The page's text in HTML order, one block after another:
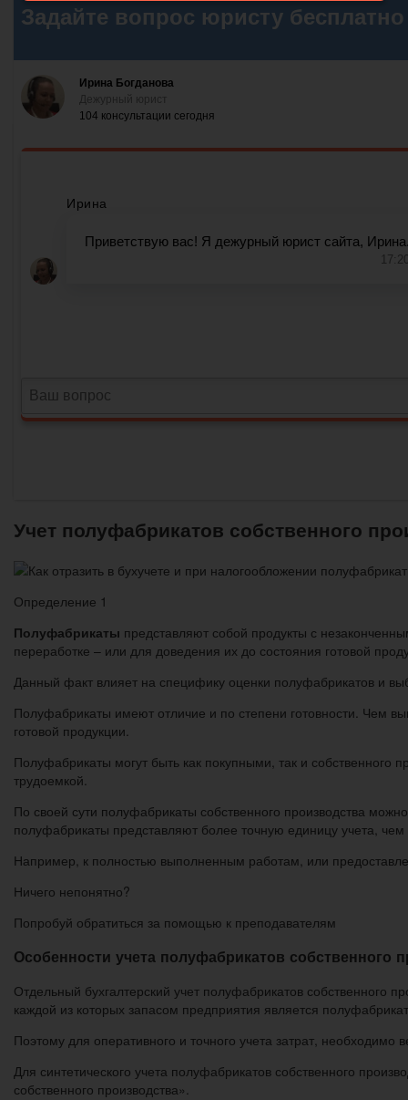
Учет полуфабрикатов собственного
Определение 1
Полуфабрикаты представляют собой продукты с
переработке – или для доведения их до состояния готовой
Данный факт влияет на специфику оценки полуфабрикатов и
Полуфабрикаты имеют отличие и по степени готовности. Чем
готовой продукции.
Полуфабрикаты могут быть как покупными, так и собственного
трудоемкой.
По своей сути полуфабрикаты собственного производства
полуфабрикаты представляют более точную единицу учета,
Например, к полностью выполненным работам, или
Ничего непонятно?
Попробуй обратиться за помощью к преподавателям
Особенности учета полуфабрикатов собственного
Отдельный бухгалтерский учет полуфабрикатов собственного
каждой из которых запасом предприятия является
Поэтому для оперативного и точного учета затрат, необходимо
Для синтетического учета полуфабрикатов собственного
собственного производства».